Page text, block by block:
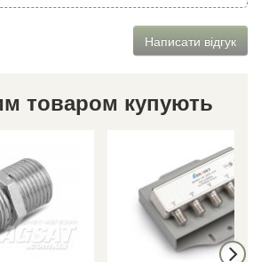
Написати відгук
товаром купують